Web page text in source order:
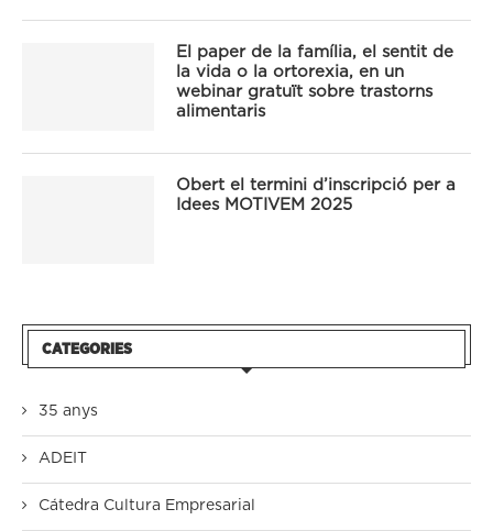
El paper de la família, el sentit de
la vida o la ortorexia, en un
webinar gratuït sobre trastorns
alimentaris
Obert el termini d’inscripció per a
Idees MOTIVEM 2025
CATEGORIES
35 anys
ADEIT
Cátedra Cultura Empresarial